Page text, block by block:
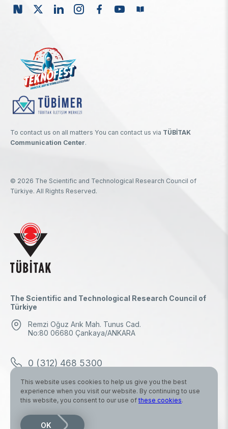
To contact us on all matters You can contact us via TÜBİTAK
Communication Center.
© 2026 The Scientific and Technological Research Council of
Türkiye. All Rights Reserved.
The Scientific and Technological Research Council of
Türkiye
Remzi Oğuz Arık Mah. Tunus Cad.
No:80 06680 Çankaya/ANKARA
0 (312) 468 5300
0 (312) 298 1000
tubitak.baskanlik@tubitak.hs03.kep.tr
This website uses cookies to help us give you the best
experience when you visit our website. By continuing to use
this website, you consent to our use of these cookies.
OK